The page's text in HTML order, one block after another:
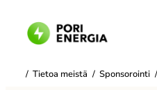
sisältöön
/ Tietoa meistä / Sponsorointi /